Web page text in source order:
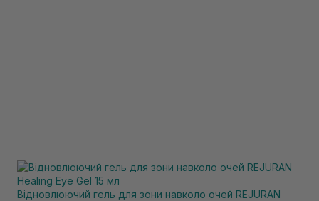
Відновлюючий гель для зони навколо очей REJURAN